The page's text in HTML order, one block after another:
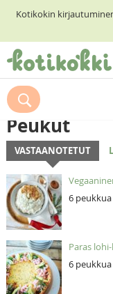
Kotikokin
ETUSIVU
RESEPTIHAKU
RUOKATEEMAT
KESKUSTELUT
KOTIKOKIT
Peukut
VASTAANOTETUT
6 peukkua
Paras
6 peukkua